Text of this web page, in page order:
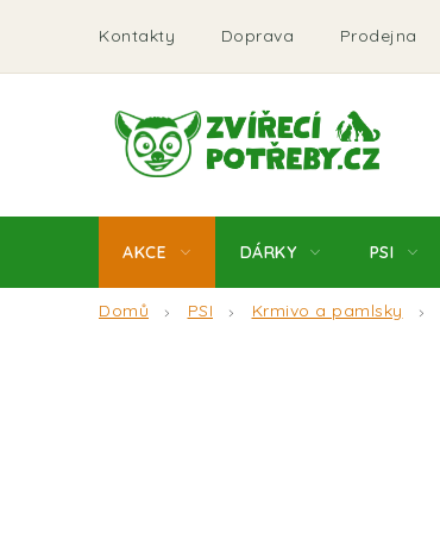
obsah
Kontakty Doprava Prodejna
AKCE DÁRKY PSI
Domů PSI Krmivo a pamlsky